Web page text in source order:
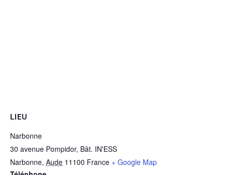
LIEU
Narbonne
30 avenue Pompidor, Bât. IN'ESS
Narbonne, Aude 11100 France + Google Map